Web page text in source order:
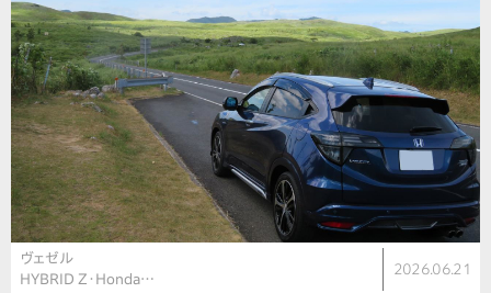
ヴェゼル
HYBRID Z・Honda…
2026.06.21